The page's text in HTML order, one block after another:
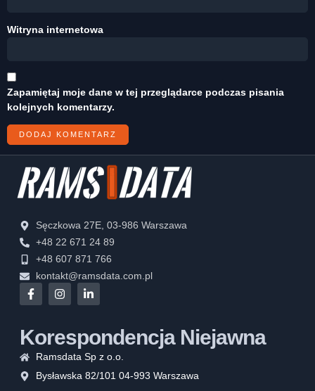
Witryna internetowa
Zapamiętaj moje dane w tej przeglądarce podczas pisania
kolejnych komentarzy.
Sęczkowa 27E, 03-986 Warszawa
+48 22 671 24 89
+48 607 871 766
kontakt@ramsdata.com.pl
Korespondencja Niejawna
Ramsdata Sp z o.o.
Bysławska 82/101 04-993 Warszawa